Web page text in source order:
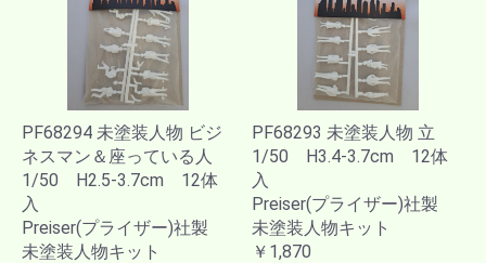
PF68294 未塗装人物 ビジ
ネスマン＆座っている人
1/50 H2.5-3.7cm 12体
入
Preiser(プライザー)社製
未塗装人物キット
PF68293 未塗装人物 立
1/50 H3.4-3.7cm 12体
入
Preiser(プライザー)社製
未塗装人物キット
￥1,870